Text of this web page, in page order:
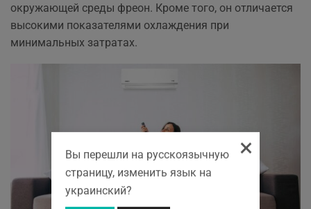
окружающей среды фреон. Кроме того, он отличается
высокими показателями охлаждения при
минимальных затратах.
×
Вы перешли на русскоязычную
страницу, изменить язык на
украинский?